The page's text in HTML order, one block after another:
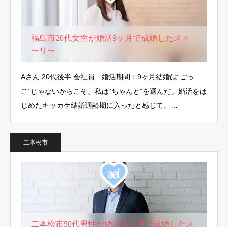
福島市20代女性が婚活9ヶ月で成婚したスト
ーリー
Aさん 20代後半 会社員 婚活期間：9ヶ月結婚は“ごっ
こ”じゃないからこそ、私は“ちゃんと”を選んだ。婚活をは
じめたキッカケ結婚適齢期に入ったと感じて、…
二本松市
二本松市50代男性が婚活４ヶ月で成婚したス